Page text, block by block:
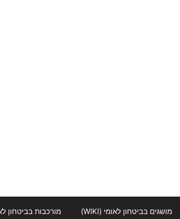
מושגים בביטחון לאומי (WIKI) מורכבות בביטחון